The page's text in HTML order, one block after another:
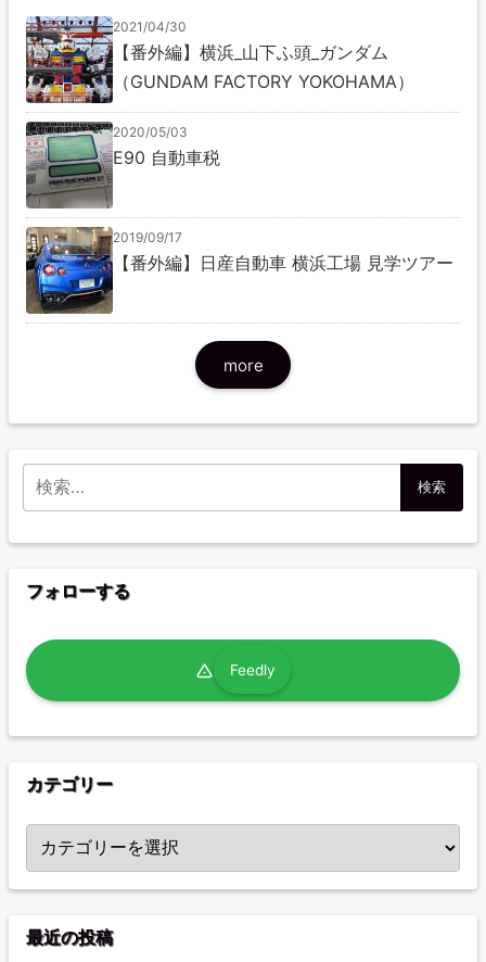
2021/04/30
【番外編】横浜_山下ふ頭_ガンダム
（GUNDAM FACTORY YOKOHAMA）
2020/05/03
E90 自動車税
2019/09/17
【番外編】日産自動車 横浜工場 見学ツアー
more
検索:
フォローする
Feedly
カテゴリー
カテゴリー
最近の投稿